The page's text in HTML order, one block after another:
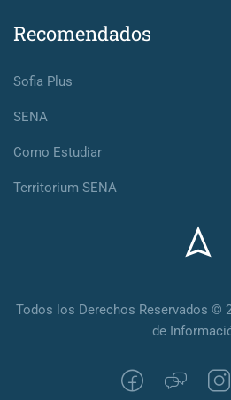
Recomendados
Sofia Plus
SENA
Como Estudiar
Territorium SENA
Todos los Derechos Reservados ©
de